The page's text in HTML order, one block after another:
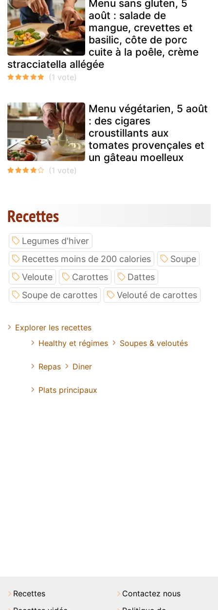
Menu sans gluten, 5
août : salade de
mangue, crevettes et
basilic, côte de porc
cuite à la poêle, crème
stracciatella allégée
Menu végétarien, 5 août
: des cigares
croustillants aux
tomates provençales et
un gâteau moelleux
Recettes
Legumes d'hiver
Recettes moins de 200 calories
Soupe
Veloute
Carottes
Dattes
Soupe de carottes
Velouté de carottes
Explorer les recettes
Healthy et régimes
Soupes & veloutés
Repas Diner
Plats principaux
Recettes
Contactez nous